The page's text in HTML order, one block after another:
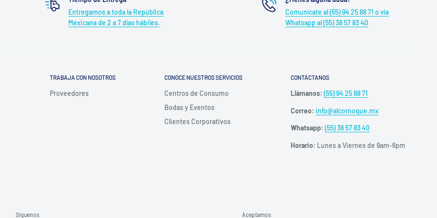
Entregamos a toda la República
Mexicana de 2 a 7 días hábiles.
Comunícate al (55) 94 25 88 71 o vía
Whatsapp al (55) 38 57 83 40
TRABAJA CON NOSOTROS
Proveedores
CONOCE NUESTROS SERVICIOS
Centros de Consumo
Bodas y Eventos
Clientes Corporativos
CONTÁCTANOS
Llámanos:(55) 94 25 88 71
Correo: info@alcornoque.mx
Whatsapp:(55) 38 57 83 40
Horario: Lunes a Viernes de 9am-6pm
Síguenos Aceptamos